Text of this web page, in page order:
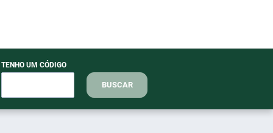
TENHO UM CÓDIGO
BUSCAR